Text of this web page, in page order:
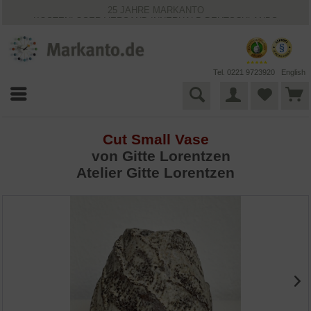
25 JAHRE MARKANTO
KOSTENLOSER VERSAND INNERHALB DEUTSCHLANDS
VIELFÄLTIGE ZAHLUNGSMÖGLICHKEITEN
BESTPRICE-GARANTIE
Tel. 0221 9723920 English
Cut Small Vase
von Gitte Lorentzen
Atelier Gitte Lorentzen